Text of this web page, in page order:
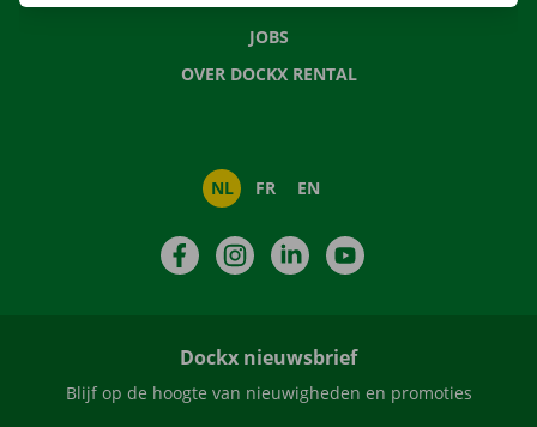
JOBS
OVER DOCKX RENTAL
NL FR EN
FacebookInstagramLinkedIn
Dockx nieuwsbrief
Blijf op de hoogte van nieuwigheden en promoties